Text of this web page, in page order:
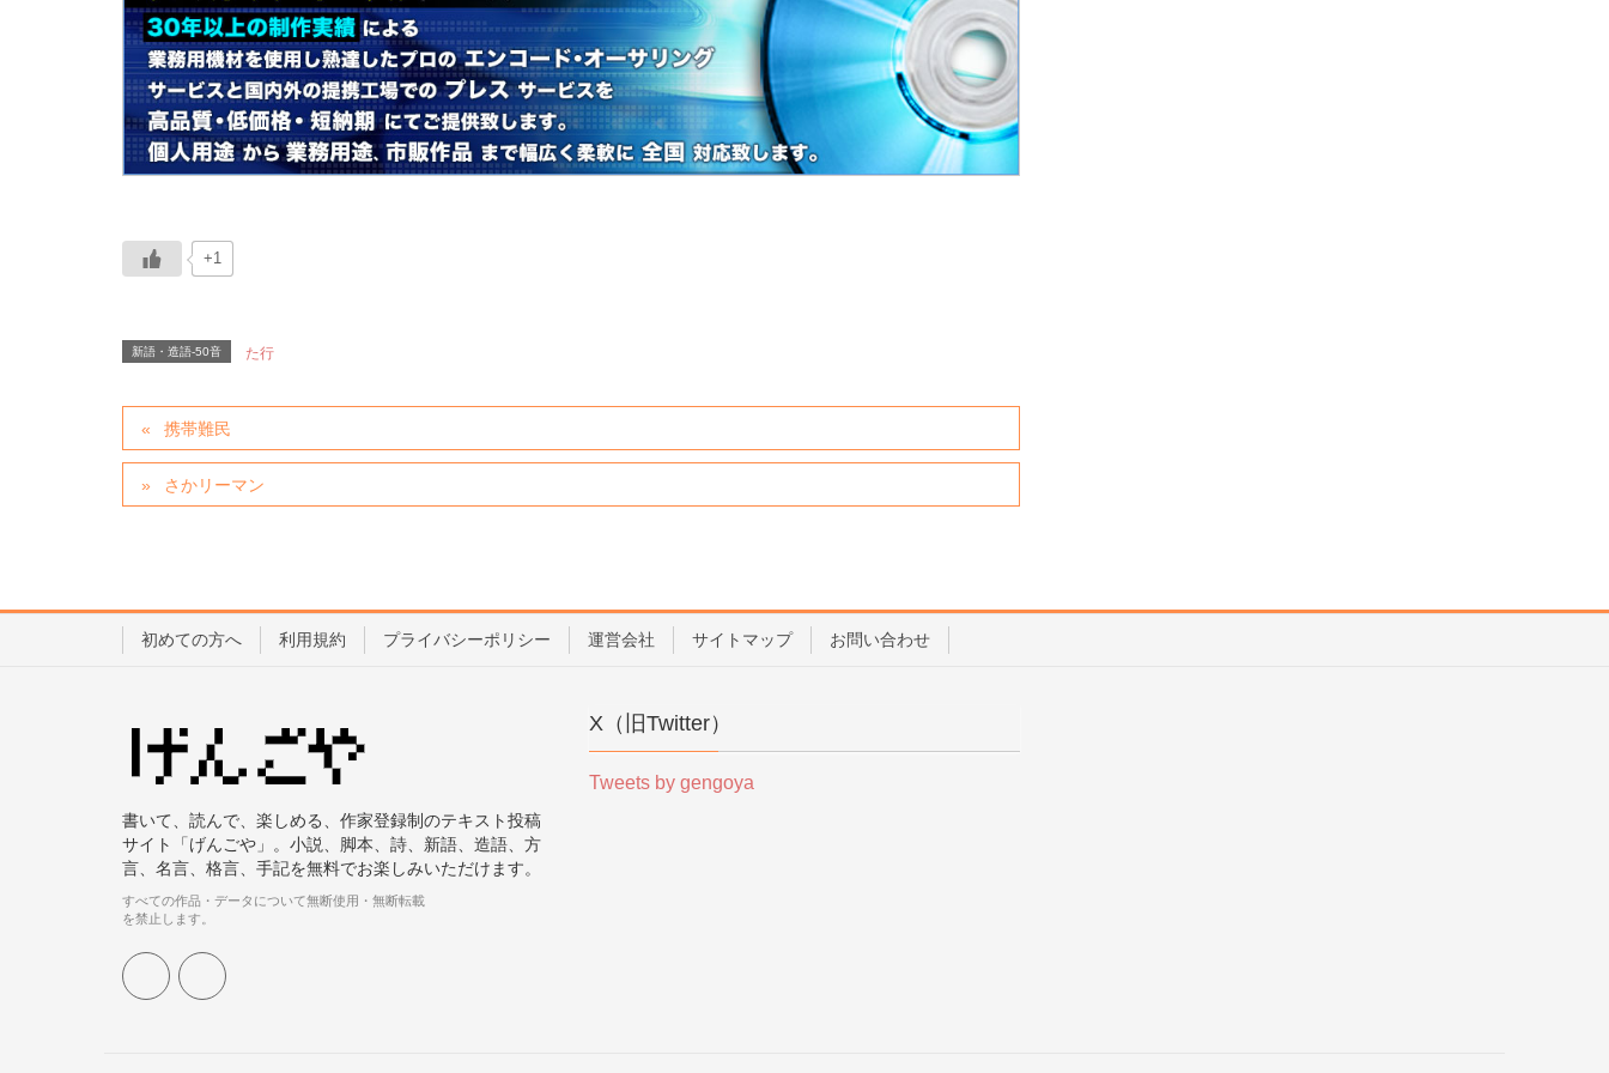
+1
新語・造語-50音 た行
携帯難民
さかリーマン
初めての方へ 利用規約 プライバシーポリシー 運営会社 サイトマップ お問い合わせ
書いて、読んで、楽しめる、作家登録制のテキスト投稿
サイト「げんごや」。小説、脚本、詩、新語、造語、方
言、名言、格言、手記を無料でお楽しみいただけます。
すべての作品・データについて無断使用・無断転載
を禁止します。
X（旧Twitter）
Tweets by gengoya